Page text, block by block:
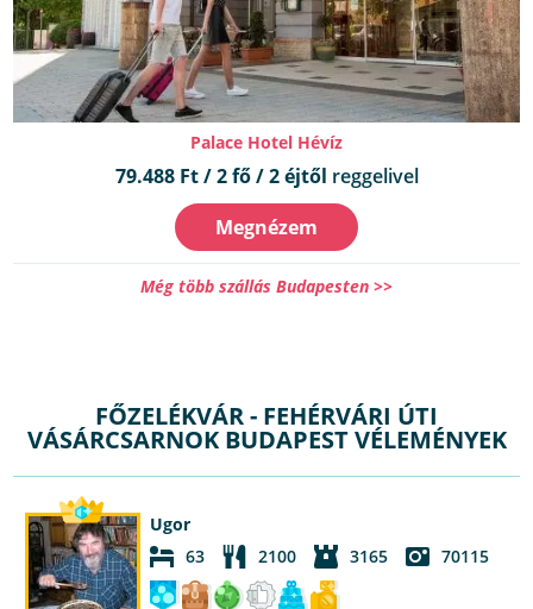
Palace Hotel Hévíz
79.488 Ft / 2 fő / 2 éjtől reggelivel
Megnézem
Még több szállás Budapesten >>
FŐZELÉKVÁR - FEHÉRVÁRI ÚTI
VÁSÁRCSARNOK BUDAPEST VÉLEMÉNYEK
Ugor
63
2100 3165 70115